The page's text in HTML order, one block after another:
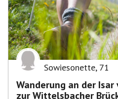
Sowiesonette, 71
Wanderung an der
zur Wittelsbacher